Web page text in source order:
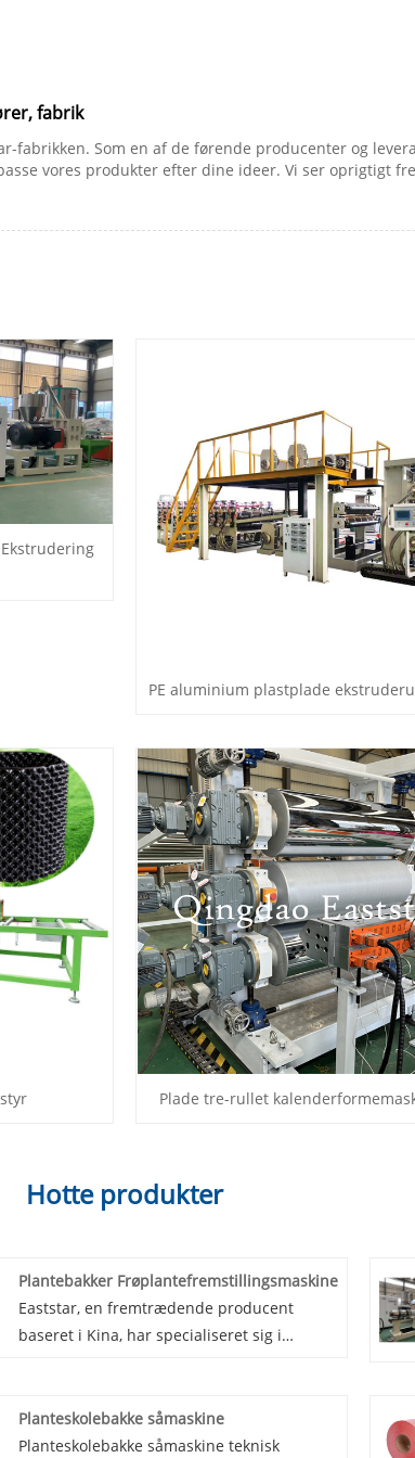
fabrik
fabrikken. Som en af ​​de førende producenter og
vores produkter efter dine ideer. Vi ser oprigtigt
PE aluminium plastplade
Plade tre-rullet
Hotte produkter
Plantebakker Frøplantefremstillingsmaskine
Eaststar, en fremtrædende producent
baseret i Kina, har specialiseret sig i
samarbejde med velrenommerede
leverandører, henter Eaststar førsteklasses
Planteskolebakke såmaskine
Planteskolebakke såmaskine teknisk